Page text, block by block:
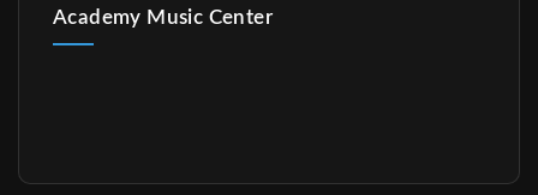
Academy Music Center